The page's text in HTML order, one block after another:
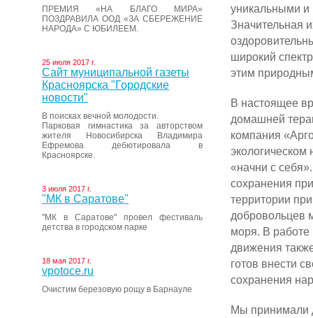
ПРЕМИЯ «НА БЛАГО МИРА»
ПОЗДРАВИЛА ООД «ЗА СБЕРЕЖЕНИЕ
НАРОДА» С ЮБИЛЕЕМ.
25 июля 2017 г.
Сайт муниципальной газеты
Красноярска "Городские
новости"
В поисках вечной молодости.
Парковая гимнастика за авторством
жителя Новосибирска Владимира
Ефремова дебютировала в
Красноярске.
3 июля 2017 г.
"МК в Саратове"
"МК в Саратове" провел фестиваль
детства в городском парке
18 мая 2017 г.
vpotoce.ru
Очистим березовую рощу в Барнауле
уникальными
Зна­чительная
ши­рокий
этим
В настоящее
домашней
компания
«начни с
сохра­нения
территории
доброволь­цев
моря. В работе
движе­ния
готов внести
сохранения
Мы принимали